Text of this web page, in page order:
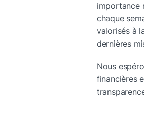
importance
chaque
valorisés à
dernières
Nous
financières